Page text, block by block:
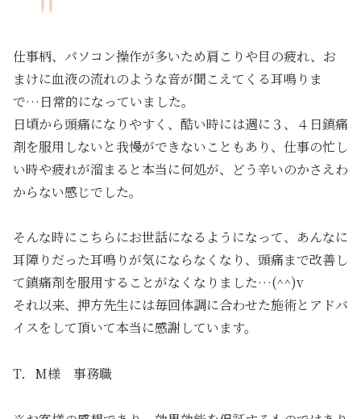
仕事柄、パソコン操作が多いため肩こりや目の疲れ、お
まけに血液の流れのような音が聞こえてくる耳鳴りま
で…日常的になっていました。
日頃から頭痛になりやすく、酷い時には週に３、４日鎮痛
剤を服用しないと我慢ができないこともあり、仕事の忙し
い時や疲れが溜まると本当に何処が、どう辛いのかさえわ
からない感じでした。
そんな時にこちらにお世話になるようになって、あんなに
耳障りだった耳鳴りが気にならなくなり、頭痛まで改善し
て鎮痛剤を服用することがなくなりました…(^^)v
それ以来、押方先生には毎回体調に合わせた施術とアドバ
イスをして頂いて本当に感謝しています。
T．M様 事務職